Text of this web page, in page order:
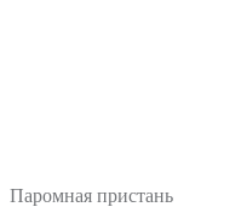
Паромная пристань